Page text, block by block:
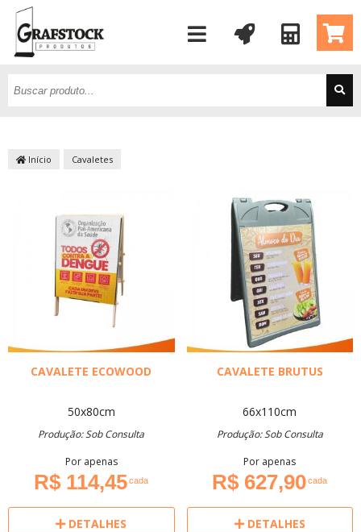
Início Cavaletes
CAVALETE ECOWOOD
50x80cm
Produção: Sob Consulta
Por apenas
R$ 114,45cada
DETALHES
CAVALETE BRUTUS
66x110cm
Produção: Sob Consulta
Por apenas
R$ 627,90cada
DETALHES